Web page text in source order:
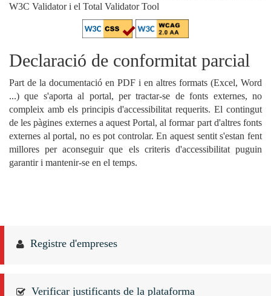
W3C Validator i el Total Validator Tool
Declaració de conformitat parcial
Part de la documentació en PDF i en altres formats (Excel, Word
...) que s'aporta al portal, per tractar-se de fonts externes, no
compleix amb els principis d'accessibilitat requerits. El contingut
de les pàgines externes a aquest Portal, al formar part d'altres fonts
externes al portal, no es pot controlar. En aquest sentit s'estan fent
millores per aconseguir que els criteris d'accessibilitat puguin
garantir i mantenir-se en el temps.
Registre d'empreses
Verificar justificants de la plataforma